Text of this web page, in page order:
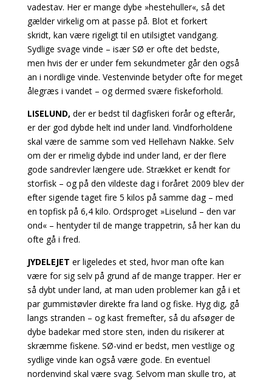
vadestav. Her er mange dybe »hestehuller«, så det
gælder virkelig om at passe på. Blot et forkert
skridt, kan være rigeligt til en utilsigtet vandgang.
Sydlige svage vinde – især SØ er ofte det bedste,
men hvis der er under fem sekundmeter går den også
an i nordlige vinde. Vestenvinde betyder ofte for meget
ålegræs i vandet – og dermed svære fiskeforhold.
LISELUND, der er bedst til dagfiskeri forår og efterår,
er der god dybde helt ind under land. Vindforholdene
skal være de samme som ved Hellehavn Nakke. Selv
om der er rimelig dybde ind under land, er der flere
gode sandrevler længere ude. Strækket er kendt for
storfisk – og på den vildeste dag i foråret 2009 blev der
efter sigende taget fire 5 kilos på samme dag – med
en topfisk på 6,4 kilo. Ordsproget »Liselund – den var
ond« – hentyder til de mange trappetrin, så her kan du
ofte gå i fred.
JYDELEJET er ligeledes et sted, hvor man ofte kan
være for sig selv på grund af de mange trapper. Her er
så dybt under land, at man uden problemer kan gå i et
par gummistøvler direkte fra land ogfiske. Hyg dig, gå
langs stranden – og kast fremefter, så du afsøger de
dybe badekar med store sten, inden du risikerer at
skræmme fiskene. SØ-vind er bedst, men vestlige og
sydlige vinde kan også være gode. En eventuel
nordenvind skal være svag. Selvom man skulle tro, at